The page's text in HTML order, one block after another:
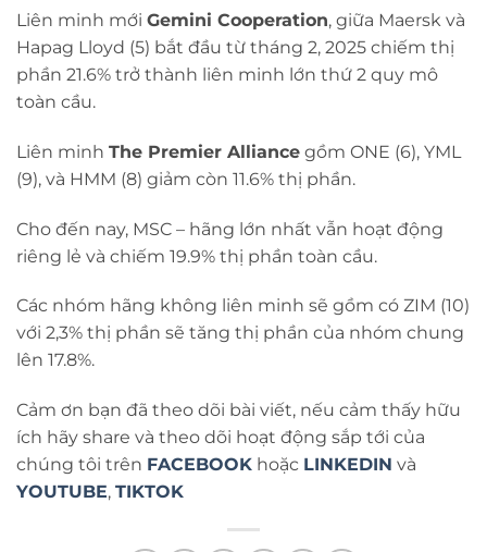
Liên minh mới Gemini Cooperation, giữa Maersk và
Hapag Lloyd (5) bắt đầu từ tháng 2, 2025 chiếm thị
phần 21.6% trở thành liên minh lớn thứ 2 quy mô
toàn cầu.
Liên minh The Premier Alliance gồm ONE (6), YML
(9), và HMM (8) giảm còn 11.6% thị phần.
Cho đến nay, MSC – hãng lớn nhất vẫn hoạt động
riêng lẻ và chiếm 19.9% thị phần toàn cầu.
Các nhóm hãng không liên minh sẽ gồm có ZIM (10)
với 2,3% thị phần sẽ tăng thị phần của nhóm chung
lên 17.8%.
Cảm ơn bạn đã theo dõi bài viết, nếu cảm thấy hữu
ích hãy share và theo dõi hoạt động sắp tới của
chúng tôi trên FACEBOOK hoặc LINKEDIN và
YOUTUBE, TIKTOK